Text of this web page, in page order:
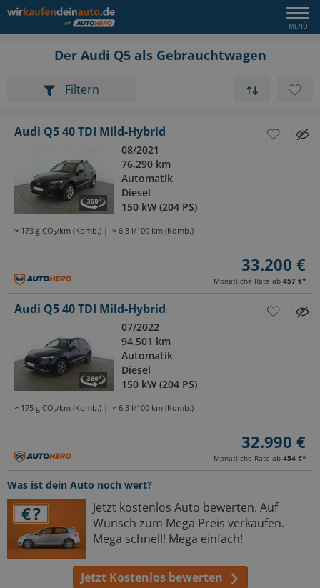
Der Audi Q5 als Gebrauchtwagen
Filtern
Audi Q5 40 TDI Mild-Hybrid
08/2021
76.290 km
Automatik
Diesel
150 kW (204 PS)
≈ 173 g CO₂/km (Komb.) ≈ 6,3 l/100 km (Komb.)
33.200 €
Monatliche Rate ab 457 €*
Audi Q5 40 TDI Mild-Hybrid
07/2022
94.501 km
Automatik
Diesel
150 kW (204 PS)
≈ 175 g CO₂/km (Komb.) ≈ 6,3 l/100 km (Komb.)
32.990 €
Monatliche Rate ab 454 €*
Was ist dein Auto noch wert?
Jetzt kostenlos Auto bewerten. Auf
Wunsch zum Mega Preis verkaufen.
Mega schnell! Mega einfach!
Jetzt Kostenlos bewerten